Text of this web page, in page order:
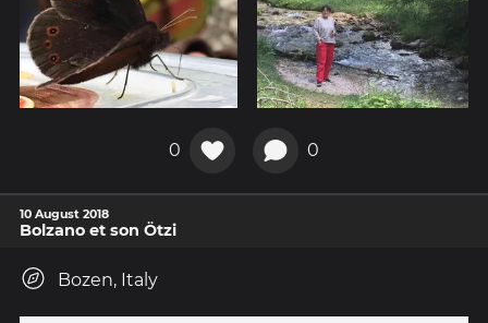
0 0
10 August 2018
Bolzano et son Ötzi
Bozen, Italy